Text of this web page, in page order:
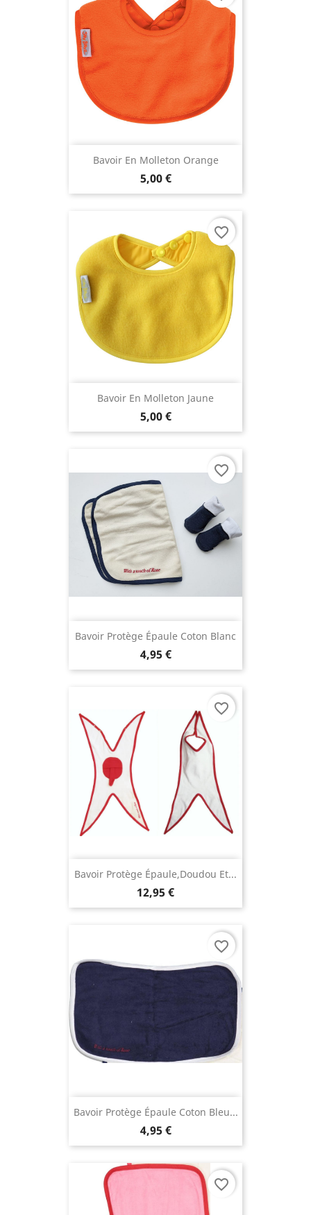
Bavoir En Molleton Orange
5,00 €
Bavoir En Molleton Jaune
5,00 €
favorite_border
Bavoir Protège Épaule Coton Blanc
4,95 €
favorite_border
Bavoir Protège Épaule,doudou Et...
12,95 €
favorite_border
Bavoir Protège Épaule Coton Bleu...
4,95 €
favorite_border
favorite_border